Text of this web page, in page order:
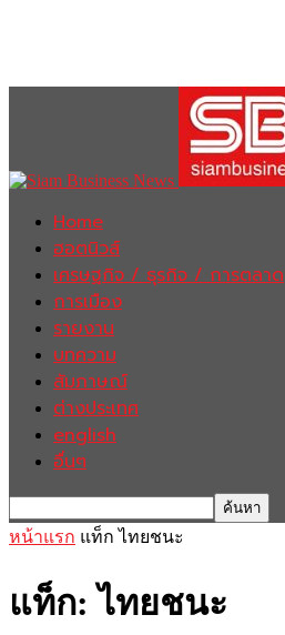
Home
ฮอตนิวส์
เศรษฐกิจ / ธุรกิจ / การตลาด
การเมือง
รายงาน
บทความ
สัมภาษณ์
ต่างประเทศ
english
อื่นๆ
หน้าแรก แท็ก ไทยชนะ
แท็ก: ไทยชนะ